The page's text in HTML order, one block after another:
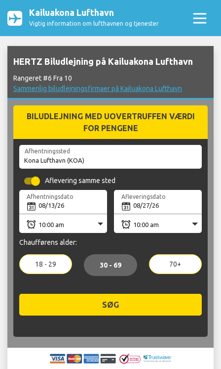
Kailuakona Lufthavn
Vigtig information om lufthavnen og tjenester
HERTZ Biludlejning på Kailuakona Lufthavn
Rangeret #6 Fra 10
Sammenlig biludlejningsfirmaer på Kailuakona Lufthavn
BILUDLEJNING MED UOVERTRUFFEN VÆRDI
FOR PENGENE
Afhentningssted
Aflevering samme sted
Afhentningsdato Afleveringsdato
Chaufførens alder:
18 - 29 30 - 69 70+
SØG